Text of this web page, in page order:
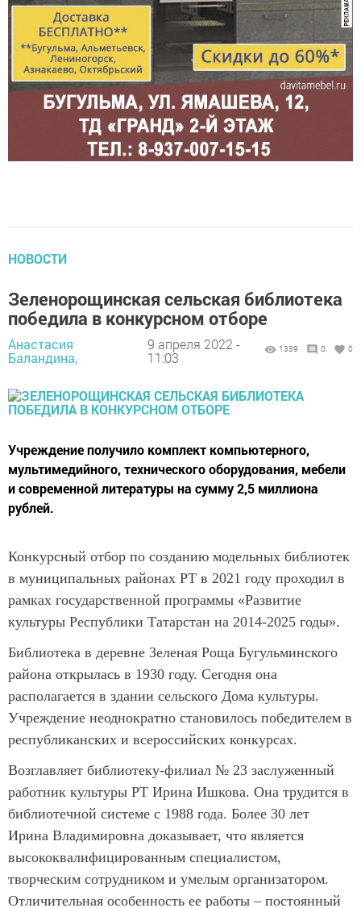
НОВОСТИ
Зеленорощинская сельская библиотека
победила в конкурсном отборе
Анастасия
Баландина,
9 апреля 2022 -
11:03
1339 0 0
Учреждение получило комплект компьютерного,
мультимедийного, технического оборудования, мебели
и современной литературы на сумму 2,5 миллиона
рублей.
Конкурсный отбор по созданию модельных библиотек
в муниципальных районах РТ в 2021 году проходил в
рамках государственной программы «Развитие
культуры Республики Татарстан на 2014-2025 годы».
Библиотека в деревне Зеленая Роща Бугульминского
района открылась в 1930 году. Сегодня она
располагается в здании сельского Дома культуры.
Учреждение неоднократно становилось победителем в
республиканских и всероссийских конкурсах.
Возглавляет библиотеку-филиал № 23 заслуженный
работник культуры РТ Ирина Ишкова. Она трудится в
библиотечной системе с 1988 года. Более 30 лет
Ирина Владимировна доказывает, что является
высококвалифицированным специалистом,
творческим сотрудником и умелым организатором.
Отличительная особенность ее работы – постоянный